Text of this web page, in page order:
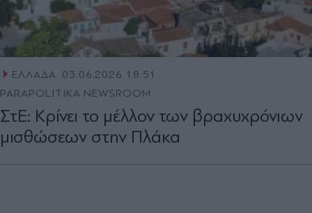
ΕΛΛΑΔΑ 03.06.2026 18:51
PARAPOLITIKA NEWSROOM
ΣτΕ: Κρίνει το μέλλον των βραχυχρόνιων
μισθώσεων στην Πλάκα